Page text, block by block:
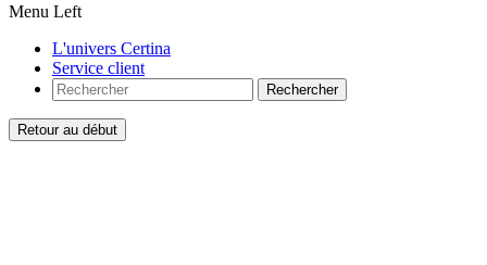
Menu Left
L'univers Certina
Service client
Rechercher
Retour au début